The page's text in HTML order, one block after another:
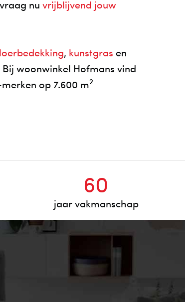
nu vrijblijvend jouw
, kunstgras en
woonwinkel Hofmans vind
op 7.600 m2
60
jaar vakmanschap